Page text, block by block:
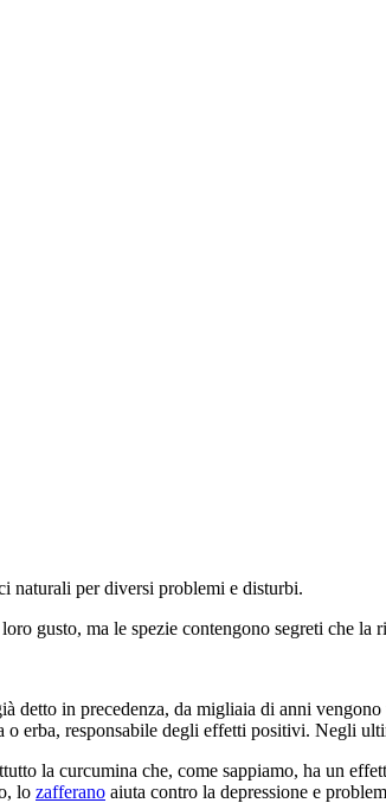
naturali per diversi problemi e disturbi.
gusto, ma le spezie contengono segreti che
detto in precedenza, da migliaia di anni
o erba, responsabile degli effetti positivi. Negli
la curcumina che, come sappiamo, ha un
lo zafferano aiuta contro la depressione e